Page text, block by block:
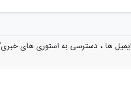
ها ، دسترسی به استوری های خبری"